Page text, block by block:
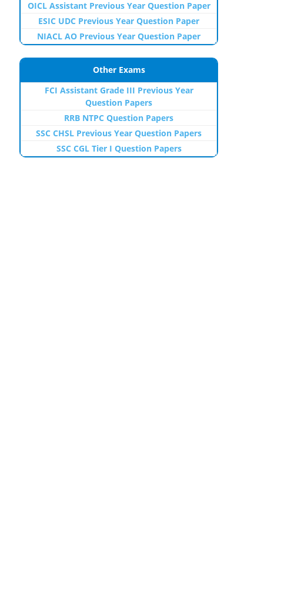
OICL Assistant Previous Year Question Paper
ESIC UDC Previous Year Question Paper
NIACL AO Previous Year Question Paper
Other Exams
FCI Assistant Grade III Previous Year
Question Papers
RRB NTPC Question Papers
SSC CHSL Previous Year Question Papers
SSC CGL Tier I Question Papers